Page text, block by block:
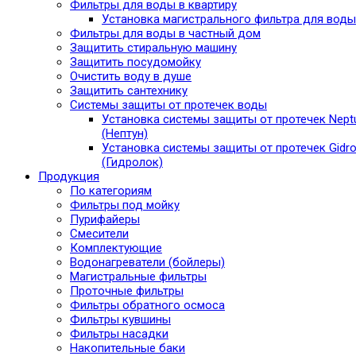
Фильтры для воды в квартиру
Установка магистрального фильтра для воды
Фильтры для воды в частный дом
Защитить стиральную машину
Защитить посудомойку
Очистить воду в душе
Защитить сантехнику
Системы защиты от протечек воды
Установка системы защиты от протечек
(Нептун)
Установка системы защиты от протечек
(Гидролок)
Продукция
По категориям
Фильтры под мойку
Пурифайеры
Смесители
Комплектующие
Водонагреватели (бойлеры)
Магистральные фильтры
Проточные фильтры
Фильтры обратного осмоса
Фильтры кувшины
Фильтры насадки
Накопительные баки